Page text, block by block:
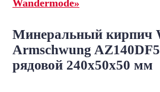
Wandermode»
Минеральный кирпич
Armschwung
рядовой 240x50x50 мм